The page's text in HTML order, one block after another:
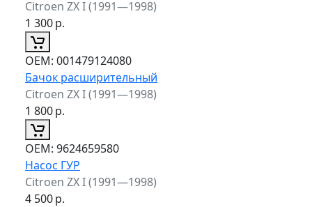
Citroen ZX I (1991—1998)
1 300р.
ОЕМ: 001479124080
Бачок расширительный
Citroen ZX I (1991—1998)
1 800р.
ОЕМ: 9624659580
Насос ГУР
Citroen ZX I (1991—1998)
4 500р.